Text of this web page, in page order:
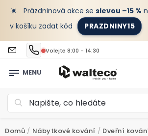
☀️ Prázdninová akce se slevou –15 %
v košíku zadat kód
PRAZDNINY15
Volejte 8:00 - 14:30
Domů / Nábytkové kování / Dveřní